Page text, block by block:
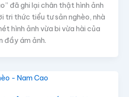
đã ghi lại chân thật hình ảnh
tri thức tiểu tư sản nghèo, nhà
hình ảnh vừa bi vừa hài của
đầy ám ảnh.